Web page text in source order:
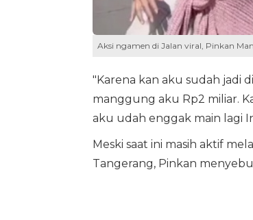
Aksi ngamen di Jalan viral, Pinkan
"Karena kan aku sudah jadi
manggung aku Rp2 miliar.
aku udah enggak main lagi
Meski saat ini masih aktif
Tangerang, Pinkan